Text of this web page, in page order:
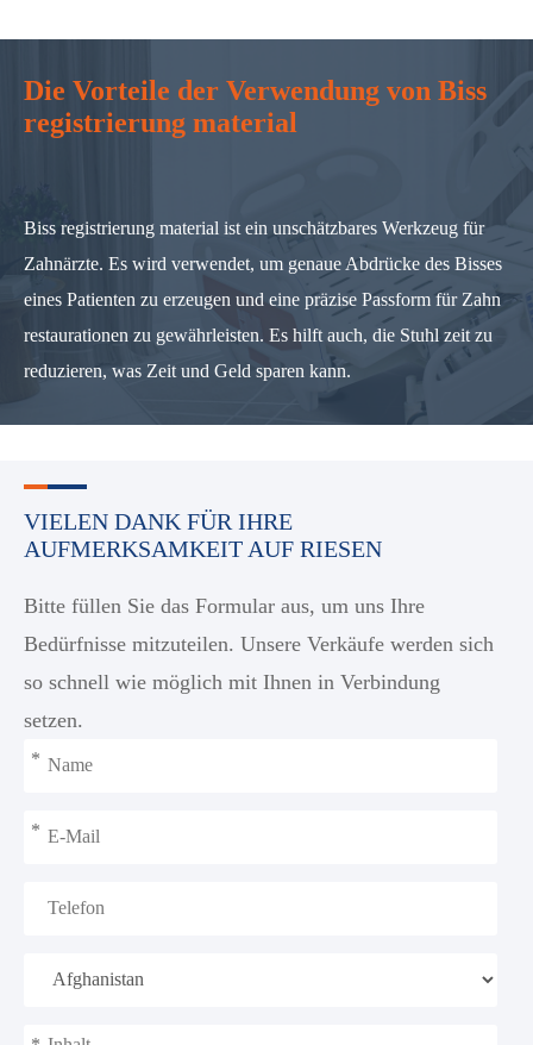
Die Vorteile der Verwendung von Biss
registrierung material
Biss registrierung material ist ein unschätzbares Werkzeug für
Zahnärzte. Es wird verwendet, um genaue Abdrücke des Bisses
eines Patienten zu erzeugen und eine präzise Passform für Zahn
restaurationen zu gewährleisten. Es hilft auch, die Stuhl zeit zu
reduzieren, was Zeit und Geld sparen kann.
VIELEN DANK FÜR IHRE
AUFMERKSAMKEIT AUF RIESEN
Bitte füllen Sie das Formular aus, um uns Ihre
Bedürfnisse mitzuteilen. Unsere Verkäufe werden sich
so schnell wie möglich mit Ihnen in Verbindung
setzen.
*
*